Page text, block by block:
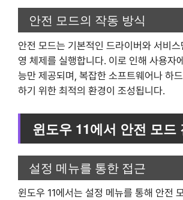
안전 모드의 작동 방식
안전 모드는 기본적인 드라이버와 서비
영 체제를 실행합니다. 이로 인해 사용자
능만 제공되며, 복잡한 소프트웨어나 하
하기 위한 최적의 환경이 조성됩니다.
윈도우 11에서 안전 모드
설정 메뉴를 통한 접근
윈도우 11에서는 설정 메뉴를 통해 안전